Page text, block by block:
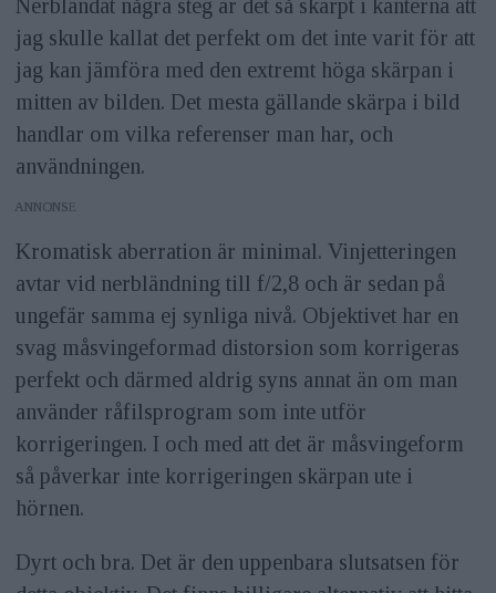
Nerbländat några steg är det så skarpt i kanterna att
jag skulle kallat det perfekt om det inte varit för att
jag kan jämföra med den extremt höga skärpan i
mitten av bilden. Det mesta gällande skärpa i bild
handlar om vilka referenser man har, och
användningen.
ANNONS
Kromatisk aberration är minimal. Vinjetteringen
avtar vid nerbländning till f/2,8 och är sedan på
ungefär samma ej synliga nivå. Objektivet har en
svag måsvingeformad distorsion som korrigeras
perfekt och därmed aldrig syns annat än om man
använder råfilsprogram som inte utför
korrigeringen. I och med att det är måsvingeform
så påverkar inte korrigeringen skärpan ute i
hörnen.
Dyrt och bra. Det är den uppenbara slutsatsen för